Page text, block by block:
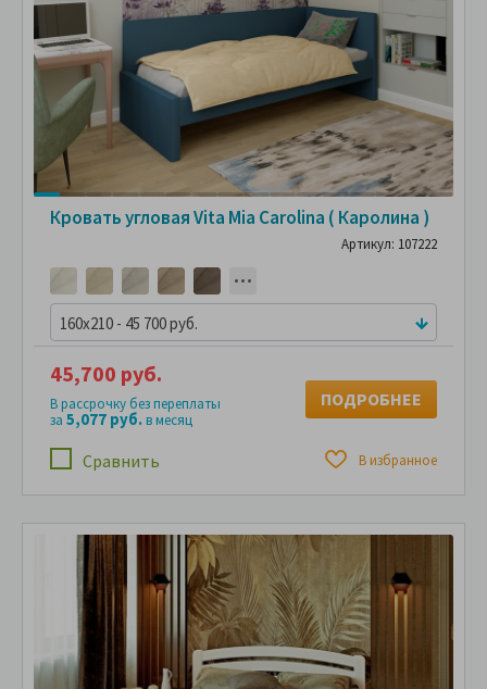
Кровать угловая Vita Mia Carolina ( Каролина )
Артикул: 107222
160x210 - 45 700 руб.
Сравнить В избранное
45,700 руб.
В рассрочку без переплаты
за 5,077 руб.в месяц
ПОДРОБНЕЕ